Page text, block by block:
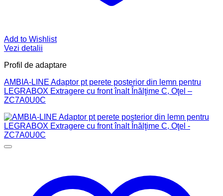
Add to Wishlist
Vezi detalii
Profil de adaptare
AMBIA-LINE Adaptor pt perete posterior din lemn pentru
LEGRABOX Extragere cu front înalt Înălţime C, Oţel –
ZC7A0U0C